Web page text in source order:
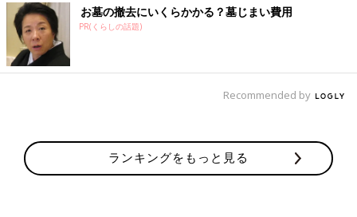
お墓の撤去にいくらかかる？墓じまい費用
PR(くらしの話題)
Recommended by
ランキングをもっと見る